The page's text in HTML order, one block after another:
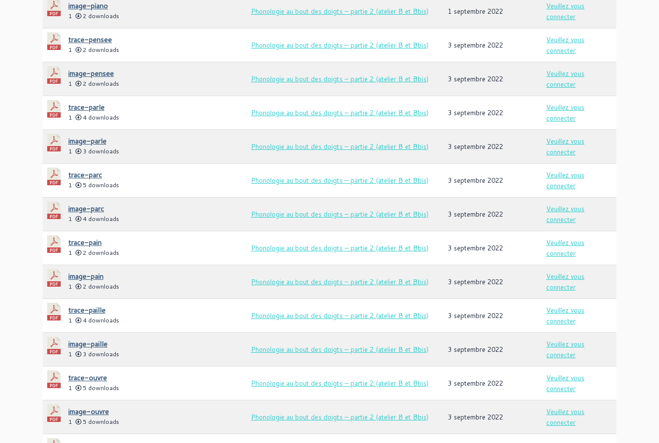
image-piano
1 2 downloads
Phonologie au bout des doigts – partie 2 (atelier B et Bbis) 1 septembre 2022
Veuillez vous
connecter
trace-pensee
1 2 downloads
Phonologie au bout des doigts – partie 2 (atelier B et Bbis) 3 septembre 2022
Veuillez vous
connecter
image-pensee
1 2 downloads
Phonologie au bout des doigts – partie 2 (atelier B et Bbis) 3 septembre 2022
Veuillez vous
connecter
trace-parle
1 4 downloads
Phonologie au bout des doigts – partie 2 (atelier B et Bbis) 3 septembre 2022
Veuillez vous
connecter
image-parle
1 3 downloads
Phonologie au bout des doigts – partie 2 (atelier B et Bbis) 3 septembre 2022
Veuillez vous
connecter
trace-parc
1 5 downloads
Phonologie au bout des doigts – partie 2 (atelier B et Bbis) 3 septembre 2022
Veuillez vous
connecter
image-parc
1 4 downloads
Phonologie au bout des doigts – partie 2 (atelier B et Bbis) 3 septembre 2022
Veuillez vous
connecter
trace-pain
1 2 downloads
Phonologie au bout des doigts – partie 2 (atelier B et Bbis) 3 septembre 2022
Veuillez vous
connecter
image-pain
1 2 downloads
Phonologie au bout des doigts – partie 2 (atelier B et Bbis) 3 septembre 2022
Veuillez vous
connecter
trace-paille
1 4 downloads
Phonologie au bout des doigts – partie 2 (atelier B et Bbis) 3 septembre 2022
Veuillez vous
connecter
image-paille
1 3 downloads
Phonologie au bout des doigts – partie 2 (atelier B et Bbis) 3 septembre 2022
Veuillez vous
connecter
trace-ouvre
1 5 downloads
Phonologie au bout des doigts – partie 2 (atelier B et Bbis) 3 septembre 2022
Veuillez vous
connecter
image-ouvre
1 5 downloads
Phonologie au bout des doigts – partie 2 (atelier B et Bbis) 3 septembre 2022
Veuillez vous
connecter